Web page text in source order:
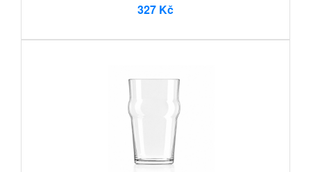
327 Kč